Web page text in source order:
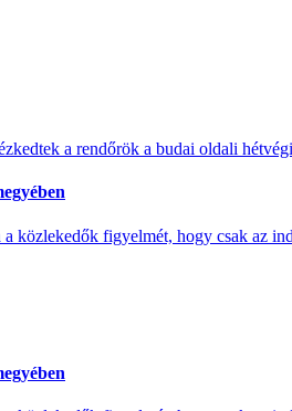
a rendőrök a budai oldali
figyelmét, hogy csak az